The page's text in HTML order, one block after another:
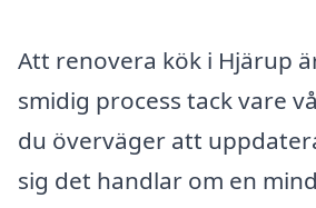
Att renovera kök i Hjärup
smidig process tack vare
du överväger att
sig det handlar om en